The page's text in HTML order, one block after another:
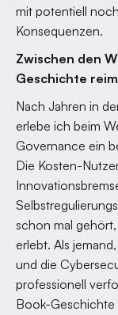
mit potentiell
Konsequenzen.
Zwischen den
Geschichte
Nach Jahren in
erlebe ich beim
Governance ein
Die Kosten-
schon mal
erlebt. Als
und die
professionell
Book-Geschichte